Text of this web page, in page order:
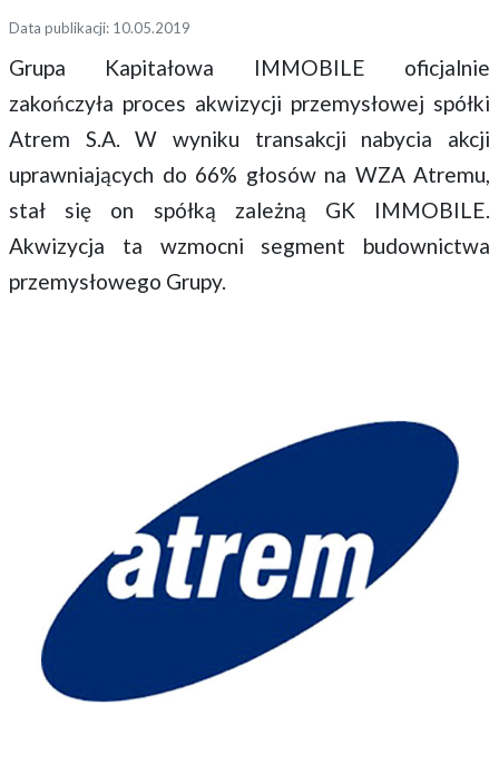
Data publikacji: 10.05.2019
Grupa Kapitałowa IMMOBILE oficjalnie
zakończyła proces akwizycji przemysłowej spółki
Atrem S.A. W wyniku transakcji nabycia akcji
uprawniających do 66% głosów na WZA Atremu,
stał się on spółką zależną GK IMMOBILE.
Akwizycja ta wzmocni segment budownictwa
przemysłowego Grupy.